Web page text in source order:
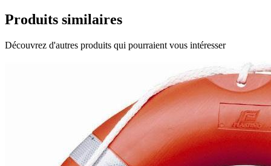
Produits similaires
Découvrez d'autres produits qui pourraient vous intéresser